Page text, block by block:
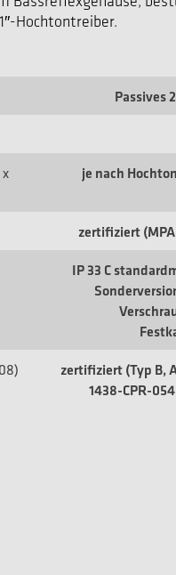
Hochtontreiber.
Passives
je nach
zertifiziert
IP 33 C
zertifiziert (Typ B,
1438-CPR-